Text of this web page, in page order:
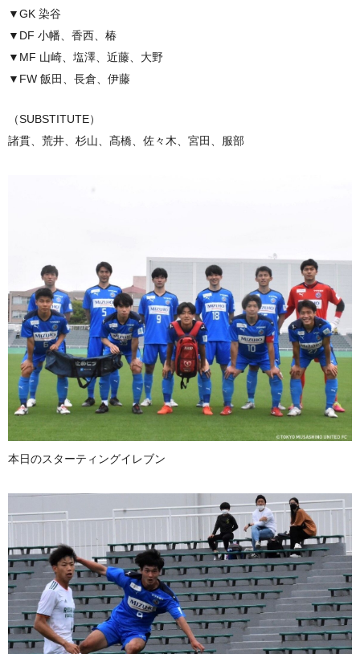
▼GK 染谷
▼DF 小幡、香西、椿
▼MF 山崎、塩澤、近藤、大野
▼FW 飯田、長倉、伊藤
（SUBSTITUTE）
諸貫、荒井、杉山、髙橋、佐々木、宮田、服部
本日のスターティングイレブン